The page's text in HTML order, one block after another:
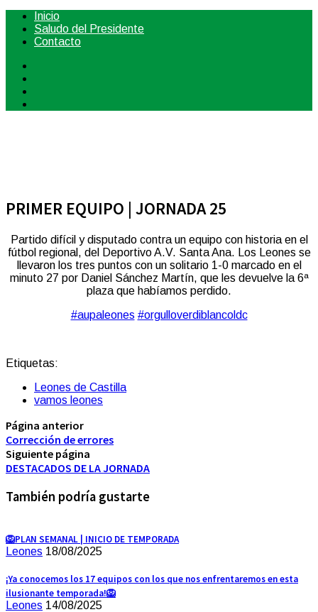
Inicio
Saludo del Presidente
Contacto
PRIMER EQUIPO | JORNADA 25
Partido difícil y disputado contra un equipo con historia en el
fútbol regional, del Deportivo A.V. Santa Ana. Los Leones se
llevaron los tres puntos con un solitario 1-0 marcado en el
minuto 27 por Daniel Sánchez Martín, que les devuelve la 6ª
plaza que habíamos perdido.
#aupaleones #orgulloverdiblancoldc
Etiquetas:
Leones de Castilla
vamos leones
Página anterior
Corrección de errores
Siguiente página
DESTACADOS DE LA JORNADA
También podría gustarte
🦁PLAN SEMANAL | INICIO DE TEMPORADA
Leones 18/08/2025
¡Ya conocemos los 17 equipos con los que nos enfrentaremos en esta
ilusionante temporada!🦁
Leones 14/08/2025